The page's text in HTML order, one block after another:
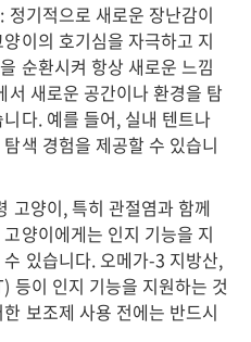
: 정기적으로 새로운 장난감이
이의 호기심을 자극하고 지
순환시켜 항상 새로운 느낌
새로운 공간이나 환경을 탐
다. 예를 들어, 실내 텐트나
색 경험을 제공할 수 있습니
고양이, 특히 관절염과 함께
양이에게는 인지 기능을 지
있습니다. 오메가-3 지방산,
등이 인지 기능을 지원하는 것
보조제 사용 전에는 반드시